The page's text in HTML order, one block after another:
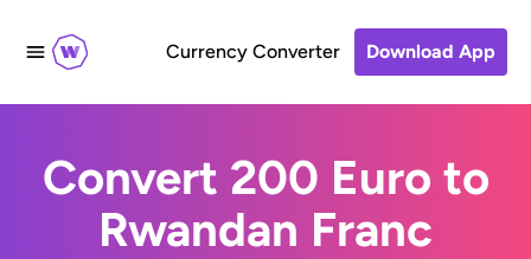
Currency Converter Download App
Convert 200 Euro to
Rwandan Franc